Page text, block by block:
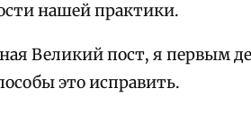
нашей практики.
Великий пост, я первым
это исправить.